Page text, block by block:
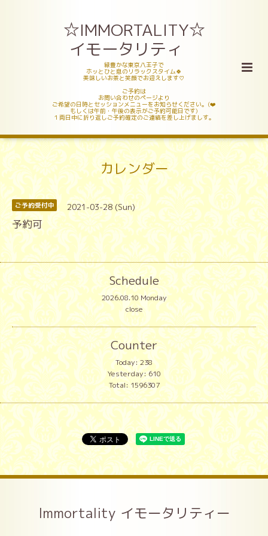
☆IMMORTALITY☆
イモータリティ
緑豊かな東京八王子で
ホッとひと息のリラックスタイム🍀
美味しいお茶と笑顔でお迎えします♡
ご予約は
お問い合わせのページより
ご希望の日時とセッションメニューをお知らせください。(❤️
もしくは午前・午後の表示がご予約可能日です)
１両日中に折り返しご予約確定のご連絡を差し上げましす。
カレンダー
ご予約受付中 2021-03-28 (Sun)
予約可
Schedule
2026.08.10 Monday
close
Counter
Today:238
Yesterday:610
Total:1596307
Immortality イモータリティー